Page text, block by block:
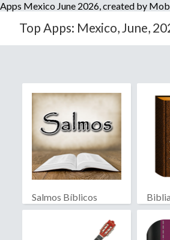
Apps Mexico June 2026, created by
Top Apps: Mexico, June,
Salmos Bíblicos